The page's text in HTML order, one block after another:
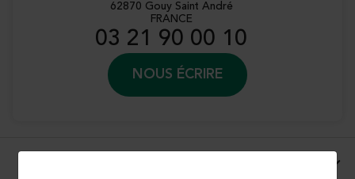
62870 Gouy Saint André
FRANCE
03 21 90 00 10
NOUS ÉCRIRE